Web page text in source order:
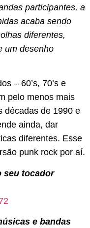
participantes, a
acaba sendo
diferentes,
um desenho
– 60’s, 70’s e
pelo menos mais
décadas de 1990 e
ainda, dar
diferentes. Esse
punk rock por aí.
seu tocador
e bandas